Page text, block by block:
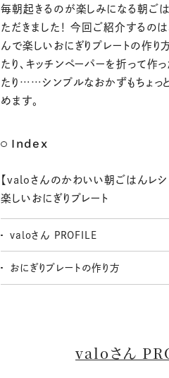
毎朝起きるのが楽しみになる朝ご
ただきました！ 今回ご紹介するの
んで楽しいおにぎりプレートの作り
たり、キッチンペーパーを折って作
たり……シンプルなおかずもちょっ
めます。
Index
【valoさんのかわいい朝ごはんレ
楽しいおにぎりプレート
valoさん PROFILE
おにぎりプレートの作り方
valoさん